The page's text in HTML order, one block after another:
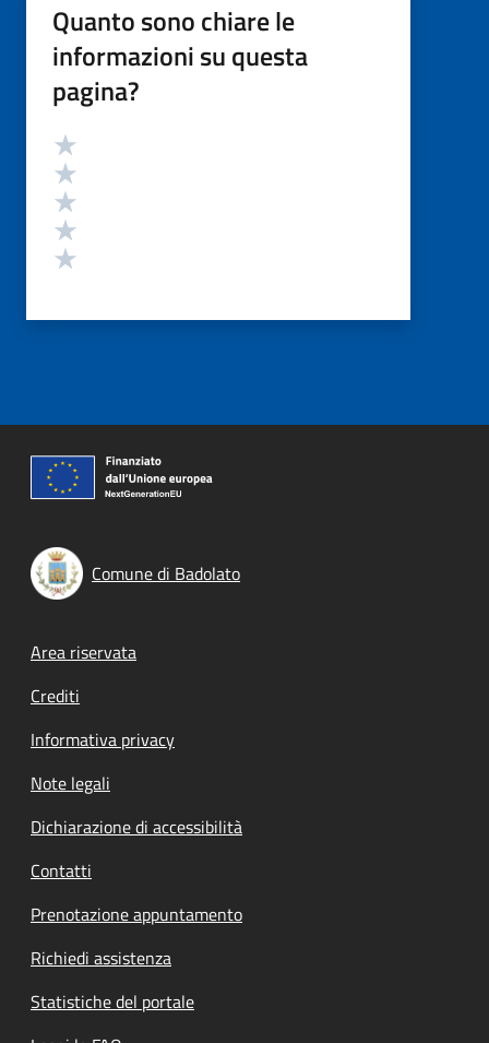
Quanto sono chiare le
informazioni su questa
pagina?
Valutazione
Comune di Badolato
Footer menu
Area riservata
Crediti
Informativa privacy
Note legali
Dichiarazione di accessibilità
Contatti
Prenotazione appuntamento
Richiedi assistenza
Statistiche del portale